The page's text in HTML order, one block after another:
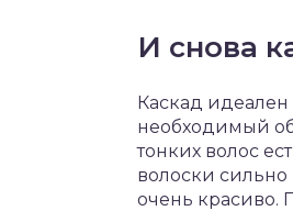
И снова
Каскад идеален
необходимый
тонких волос
волоски сильно
очень красиво.